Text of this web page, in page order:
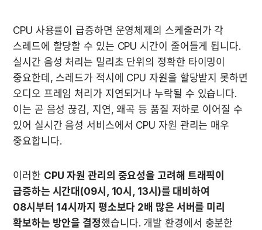
CPU 사용률이 급증하면 운영체제의 스케줄러가 각
스레드에 할당할 수 있는 CPU 시간이 줄어들게 됩니다.
실시간 음성 처리는 밀리초 단위의 정확한 타이밍이
중요한데, 스레드가 적시에 CPU 자원을 할당받지 못하면
오디오 프레임 처리가 지연되거나 누락될 수 있습니다.
이는 곧 음성 끊김, 지연, 왜곡 등 품질 저하로 이어질 수
있어 실시간 음성 서비스에서 CPU 자원 관리는 매우
중요합니다.
이러한 CPU 자원 관리의 중요성을 고려해 트래픽이
급증하는 시간대(09시, 10시, 13시)를 대비하여
08시부터 14시까지 평소보다 2배 많은 서버를 미리
확보하는 방안을 결정했습니다. 개발 환경에서 충분한